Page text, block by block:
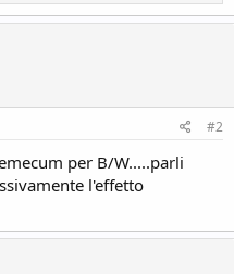
#2
per B/W.....parli
l'effetto